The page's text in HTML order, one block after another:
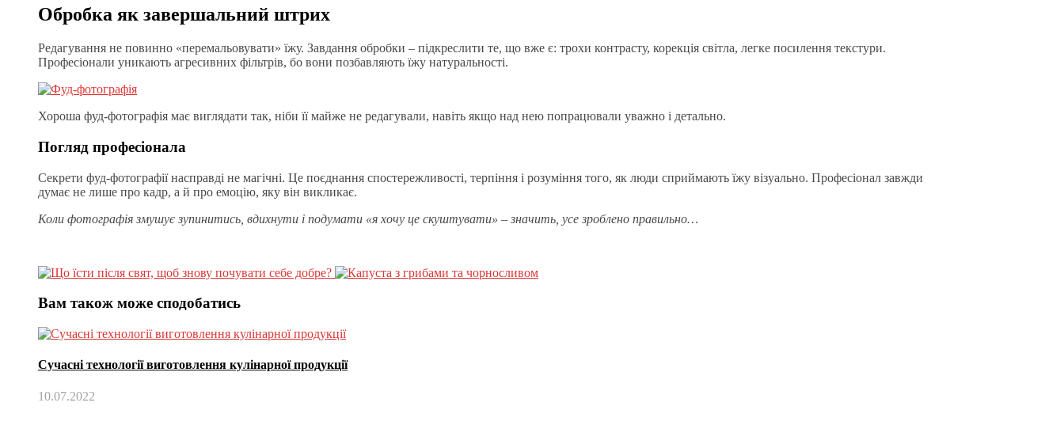
Обробка як завершальний штрих
Редагування не повинно «перемальовувати» їжу. Завдання обробки – підкреслити те, що вже є: трохи контрасту, корекція світла, легке посилення текстури.
Професіонали уникають агресивних фільтрів, бо вони позбавляють їжу натуральності.
Хороша фуд-фотографія має виглядати так, ніби її майже не редагували, навіть якщо над нею попрацювали уважно і детально.
Погляд професіонала
Секрети фуд-фотографії насправді не магічні. Це поєднання спостережливості, терпіння і розуміння того, як люди сприймають їжу візуально. Професіонал завжди
думає не лише про кадр, а й про емоцію, яку він викликає.
Коли фотографія змушує зупинитись, вдихнути і подумати «я хочу це скуштувати» – значить, усе зроблено правильно…
Вам також може сподобатись
Сучасні технології виготовлення кулінарної продукції
10.07.2022